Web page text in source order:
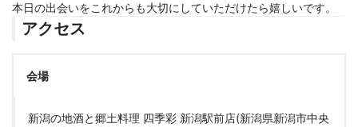
本日の出会いをこれからも大切にしていただけたら嬉しいです。
アクセス
会場
新潟の地酒と郷土料理 四季彩 新潟駅前店(新潟県新潟市中央